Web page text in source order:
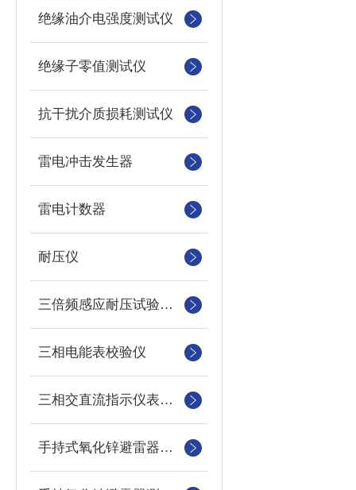
绝缘油介电强度测试仪
绝缘子零值测试仪
抗干扰介质损耗测试仪
雷电冲击发生器
雷电计数器
耐压仪
三倍频感应耐压试验装置
三相电能表校验仪
三相交直流指示仪表装置
手持式氧化锌避雷器测试仪